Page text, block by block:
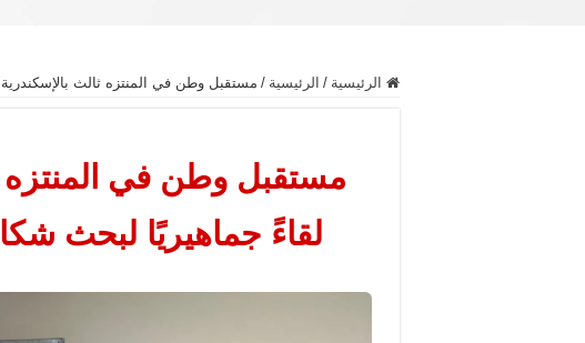
الرئيسية / الرئيسية / مستقبل وطن في المنتزه ثالث
مستقبل وطن في المنتزه
لقاءً جماهيريًا لبحث